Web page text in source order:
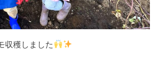
収穫しました